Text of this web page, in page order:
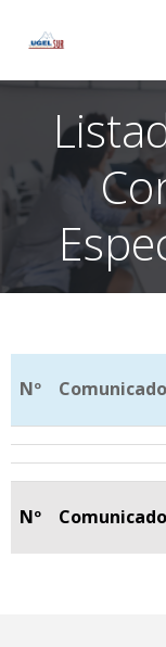
Nº Comunicado
Nº Comunicado